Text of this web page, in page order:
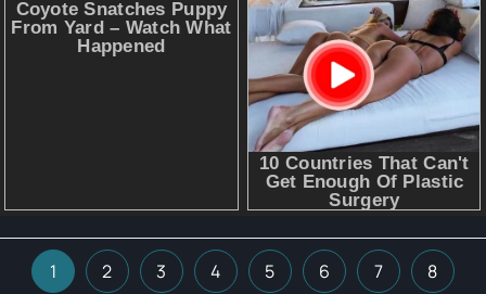
1 2 3 4 5 6 7 8